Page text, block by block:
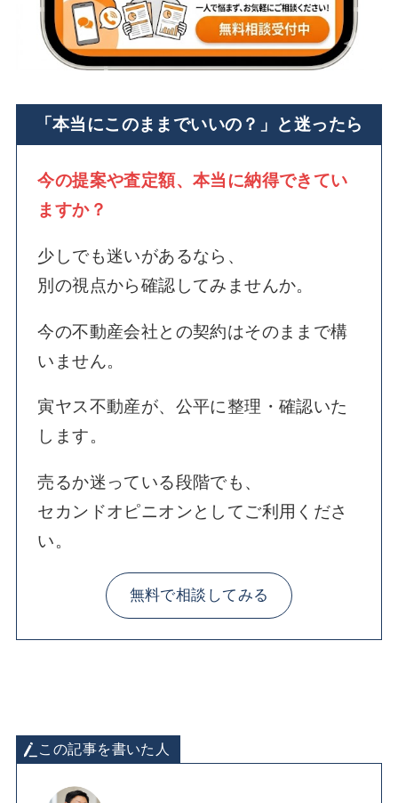
「本当にこのままでいいの？」と迷ったら
今の提案や査定額、本当に納得できてい
ますか？
少しでも迷いがあるなら、
別の視点から確認してみませんか。
今の不動産会社との契約はそのままで構
いません。
寅ヤス不動産が、公平に整理・確認いた
します。
売るか迷っている段階でも、
セカンドオピニオンとしてご利用くださ
い。
無料で相談してみる
この記事を書いた人